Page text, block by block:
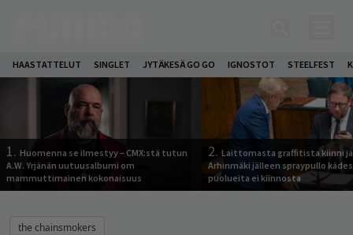
HAASTATTELUT SINGLET JYTÄKESÄ GO GO IGNOSTOT STEELFEST
1. Huomenna se ilmestyy – CMX:stä tutun
A.W. Yrjänän uutuusalbumi om
mammuttimainen kokonaisuus
2. Laittomasta graffitista kiinni
Arhinmäki jälleen spraypullo
puolueita ei kiinnosta
the chainsmokers